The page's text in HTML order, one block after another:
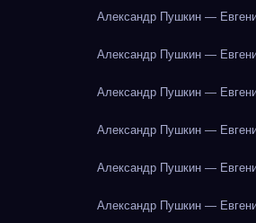
Александр Пушкин —
Александр Пушкин —
Александр Пушкин —
Александр Пушкин —
Александр Пушкин —
Александр Пушкин —